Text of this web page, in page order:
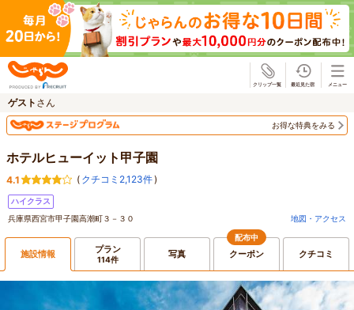
ゲスト さん
お得な特典をみる
ホテルヒューイット甲子園
4.1 ( クチコミ2,123件)
ハイクラス
兵庫県西宮市甲子園高潮町３－３０
地図・アクセス
施設情報 プラン
114件 写真
配布中
クーポン クチコミ